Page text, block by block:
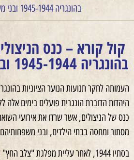
בהונגריה 1944‏-1945 ובני משפחותיהם
קול קורא – כנס
בהונגריה 1944‏-1945 ובני משפחותיהם
העמותה לחקר תנועות הנוער הציוניות
היהדות הדוברת הונגרית פועלים בימים אלה
כנס של הניצולים, אשר שרדו את אירועי
מסתור ומחסה בבתי הילדים, ובני
בסתיו 1944, לאחר עליית מפלגת "צלב